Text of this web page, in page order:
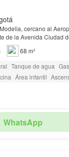
cercano al
de la Avenida Ciudad
68 m²
Tanque de agua
Área infantil
WhatsApp